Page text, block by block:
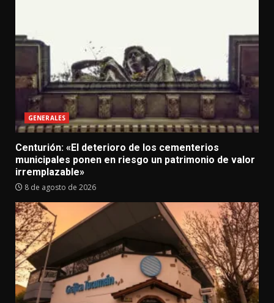
GENERALES
Centurión: «El deterioro de los cementerios
municipales ponen en riesgo un patrimonio de valor
irremplazable»
8 de agosto de 2026